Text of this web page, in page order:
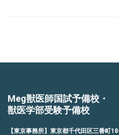
Meg獣医師国試予備校・
獣医学部受験予備校
【東京事務所】東京都千代田区三番町